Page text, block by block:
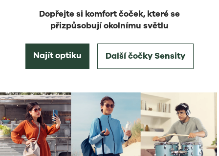
Dopřejte si komfort čoček, které se
přizpůsobují okolnímu světlu
Najít optiku Další čočky Sensity